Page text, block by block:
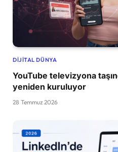
DIJITAL DÜNYA
YouTube televizyona
yeniden kuruluyor
28 Temmuz 2026